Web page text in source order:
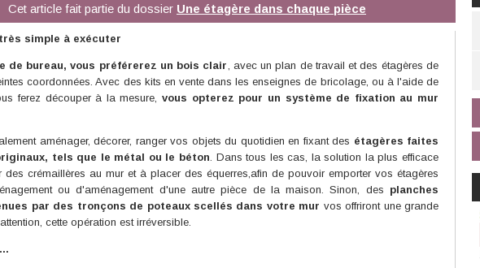
Cet article fait partie du dossier Une étagère dans chaque pièce
simple à exécuter
de bureau, vous préférerez un bois clair, avec un plan de travail et des étagères de
coordonnées. Avec des kits en vente dans les enseignes de bricolage, ou à l'aide de
ferez découper à la mesure, vous opterez pour un système de fixation au mur
aménager, décorer, ranger vos objets du quotidien en fixant des étagères faites
tels que le métal ou le béton. Dans tous les cas, la solution la plus efficace
des crémaillères au mur et à placer des équerres,afin de pouvoir emporter vos étagères
ou d'aménagement d'une autre pièce de la maison. Sinon, des planches
par des tronçons de poteaux scellés dans votre mur vos offriront une grande
cette opération est irréversible.